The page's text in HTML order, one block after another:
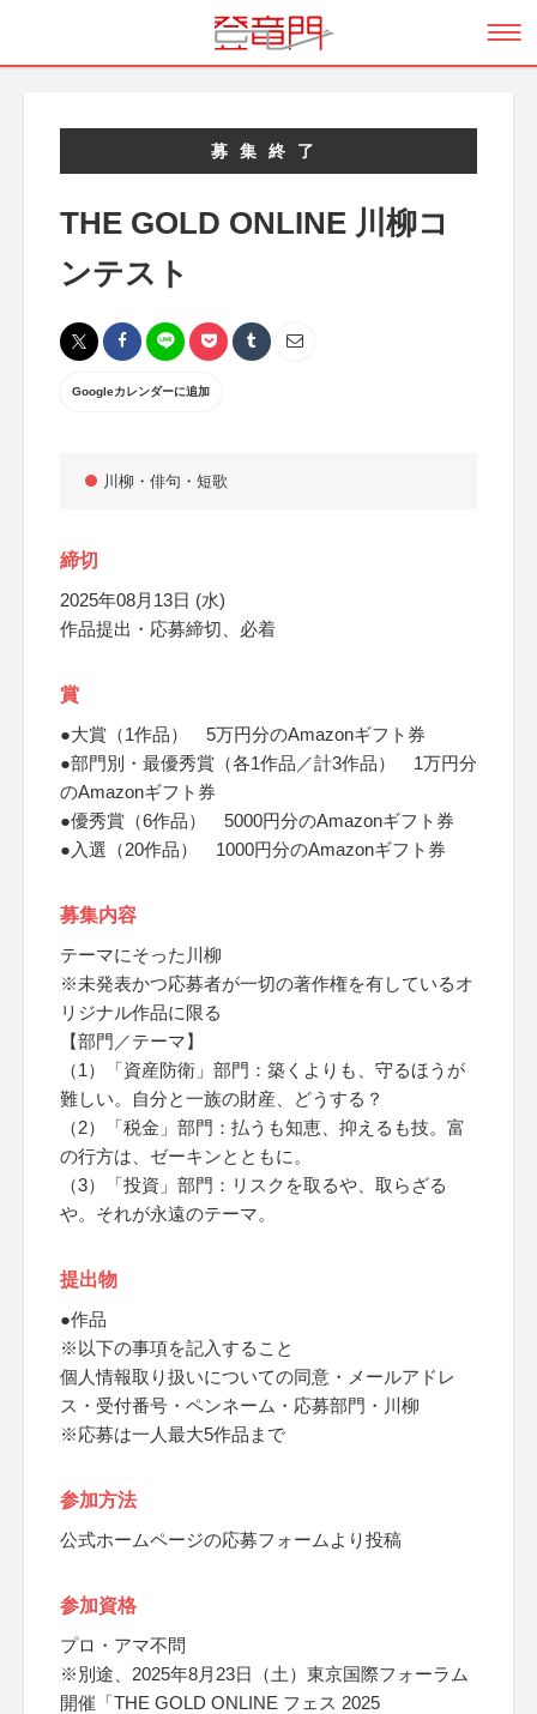
募集終了
THE GOLD ONLINE 川柳コ
ンテスト
Googleカレンダーに追加
川柳・俳句・短歌
締切
2025年08月13日 (水)
作品提出・応募締切、必着
賞
●大賞（1作品） 5万円分のAmazonギフト券
●部門別・最優秀賞（各1作品／計3作品） 1万円分
のAmazonギフト券
●優秀賞（6作品） 5000円分のAmazonギフト券
●入選（20作品） 1000円分のAmazonギフト券
募集内容
テーマにそった川柳
※未発表かつ応募者が一切の著作権を有しているオ
リジナル作品に限る
【部門／テーマ】
（1）「資産防衛」部門：築くよりも、守るほうが
難しい。自分と一族の財産、どうする？
（2）「税金」部門：払うも知恵、抑えるも技。富
の行方は、ゼーキンとともに。
（3）「投資」部門：リスクを取るや、取らざる
や。それが永遠のテーマ。
提出物
●作品
※以下の事項を記入すること
個人情報取り扱いについての同意・メールアドレ
ス・受付番号・ペンネーム・応募部門・川柳
※応募は一人最大5作品まで
参加方法
公式ホームページの応募フォームより投稿
参加資格
プロ・アマ不問
※別途、2025年8月23日（土）東京国際フォーラム
開催「THE GOLD ONLINE フェス 2025